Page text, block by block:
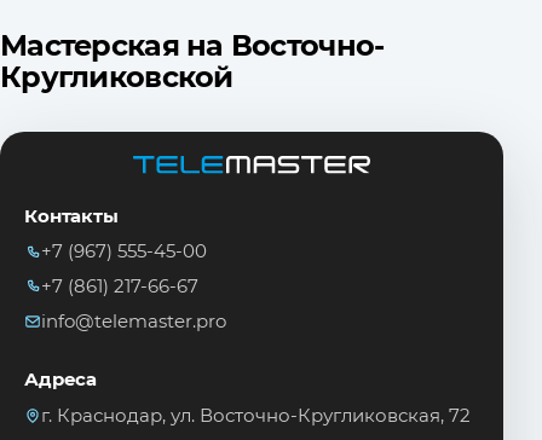
Мастерская на Восточно-
Кругликовской
Контакты
+7 (967) 555-45-00
+7 (861) 217-66-67
info@telemaster.pro
Адреса
г. Краснодар, ул. Восточно-Кругликовская, 72